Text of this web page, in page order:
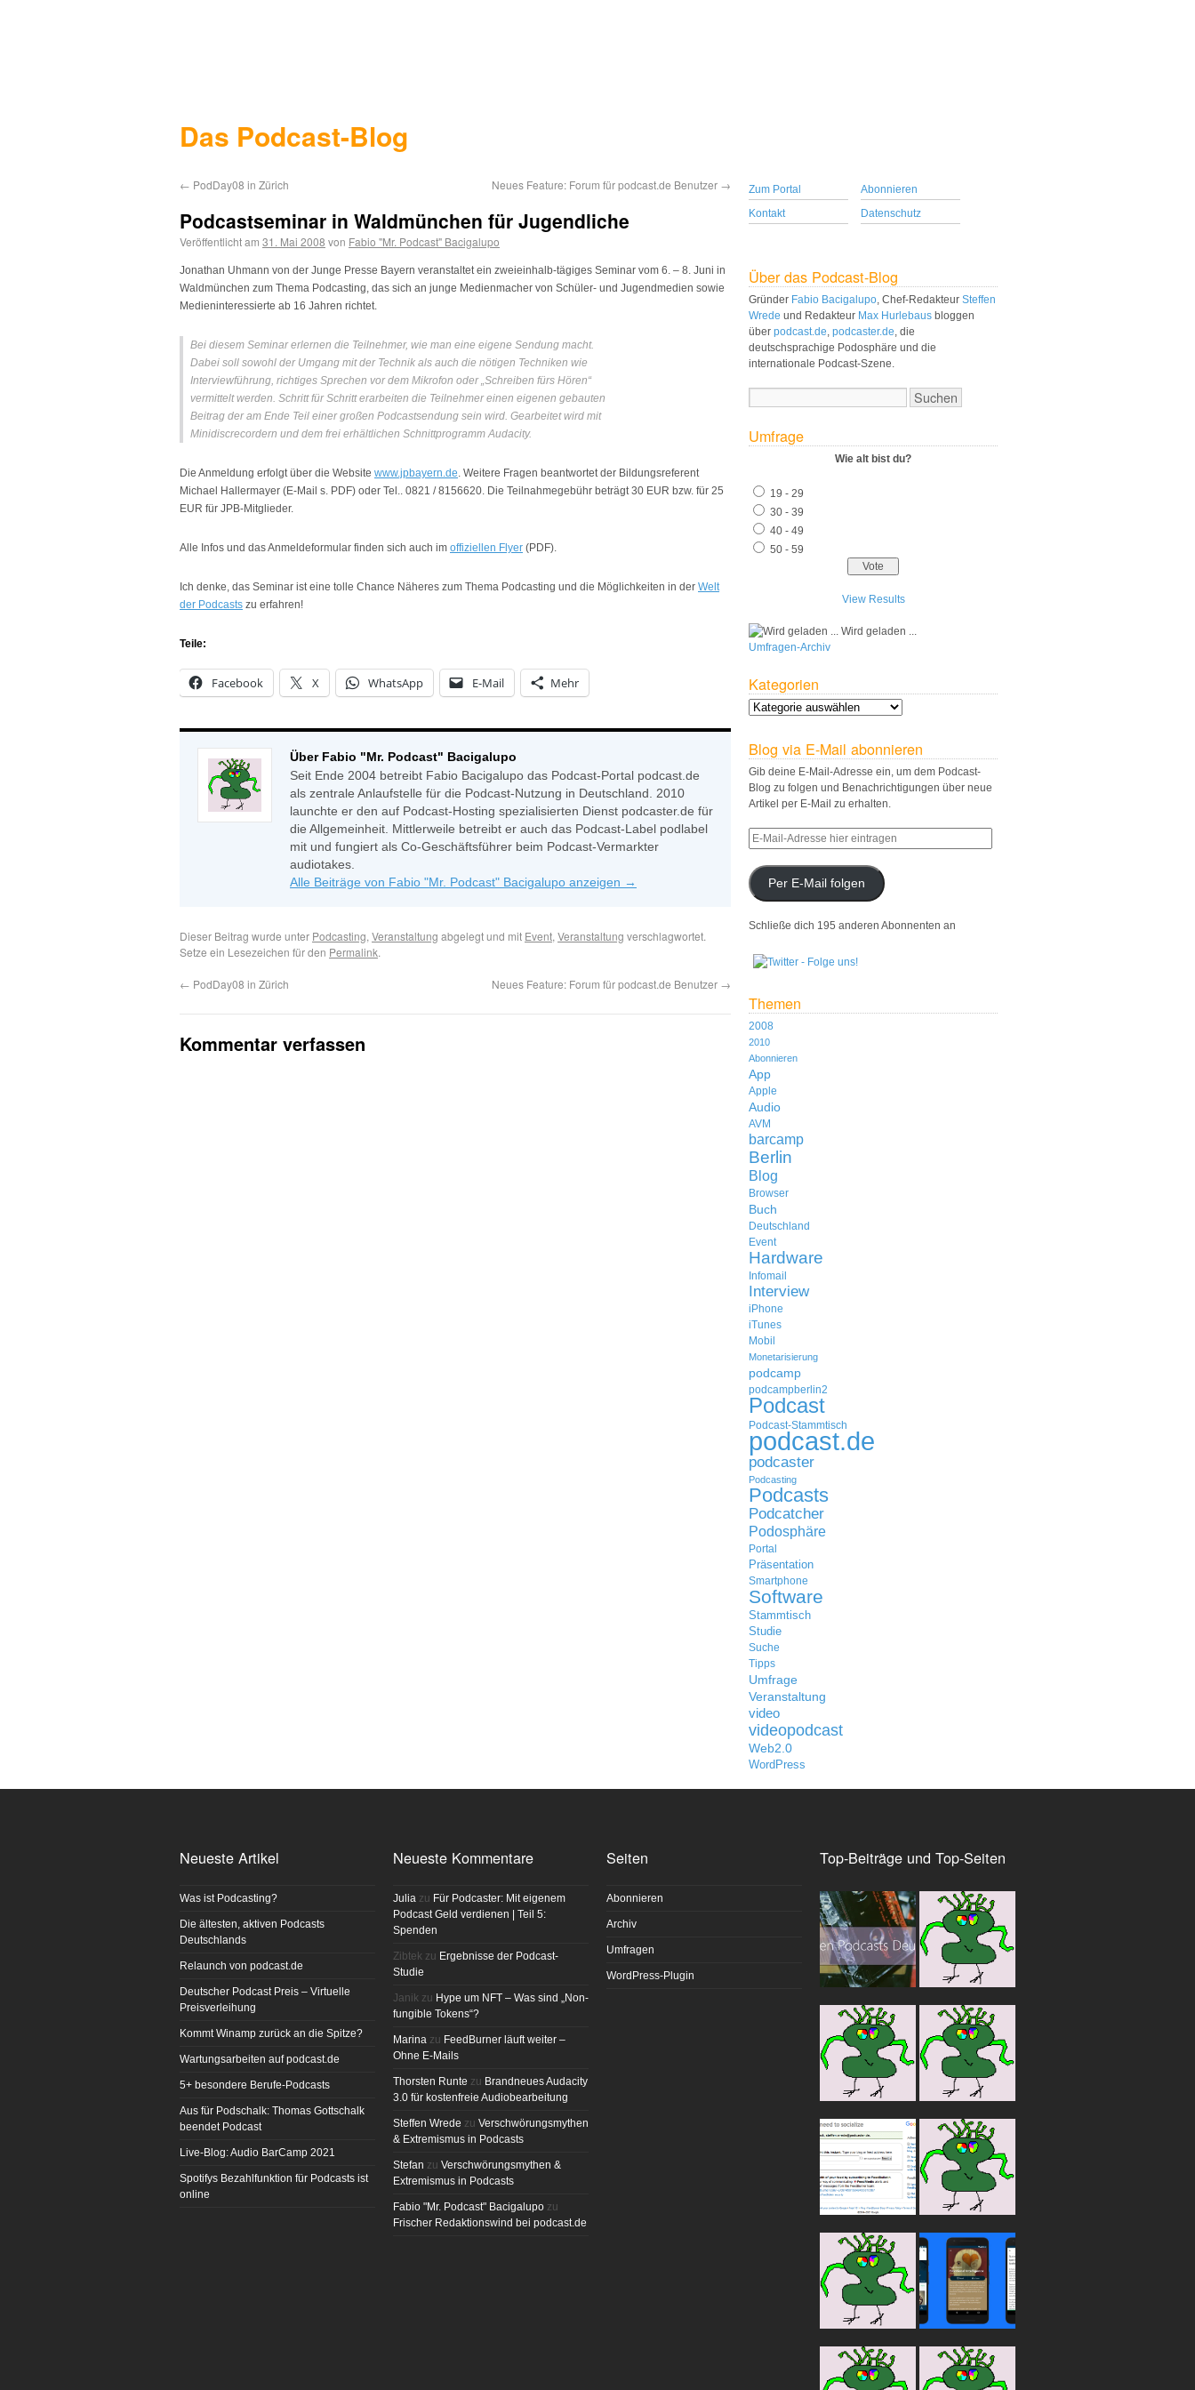
Das Podcast-Blog
← PodDay08 in Zürich Neues Feature: Forum für podcast.de Benutzer →
Podcastseminar in Waldmünchen für Jugendliche
Veröffentlicht am 31. Mai 2008 von Fabio "Mr. Podcast" Bacigalupo
Jonathan Uhmann von der Junge Presse Bayern veranstaltet ein zweieinhalb-tägiges Seminar vom 6. – 8. Juni in
Waldmünchen zum Thema Podcasting, das sich an junge Medienmacher von Schüler- und Jugendmedien sowie
Medieninteressierte ab 16 Jahren richtet.
Bei diesem Seminar erlernen die Teilnehmer, wie man eine eigene Sendung macht.
Dabei soll sowohl der Umgang mit der Technik als auch die nötigen Techniken wie
Interviewführung, richtiges Sprechen vor dem Mikrofon oder „Schreiben fürs Hören“
vermittelt werden. Schritt für Schritt erarbeiten die Teilnehmer einen eigenen gebauten
Beitrag der am Ende Teil einer großen Podcastsendung sein wird. Gearbeitet wird mit
Minidiscrecordern und dem frei erhältlichen Schnittprogramm Audacity.
Die Anmeldung erfolgt über die Website www.jpbayern.de. Weitere Fragen beantwortet der Bildungsreferent
Michael Hallermayer (E-Mail s. PDF) oder Tel.. 0821 / 8156620. Die Teilnahmegebühr beträgt 30 EUR bzw. für 25
EUR für JPB-Mitglieder.
Alle Infos und das Anmeldeformular finden sich auch im offiziellen Flyer (PDF).
Ich denke, das Seminar ist eine tolle Chance Näheres zum Thema Podcasting und die Möglichkeiten in der Welt
der Podcasts zu erfahren!
Teile:
Facebook X WhatsApp E-Mail Mehr
Über Fabio "Mr. Podcast" Bacigalupo
Seit Ende 2004 betreibt Fabio Bacigalupo das Podcast-Portal podcast.de
als zentrale Anlaufstelle für die Podcast-Nutzung in Deutschland. 2010
launchte er den auf Podcast-Hosting spezialisierten Dienst podcaster.de für
die Allgemeinheit. Mittlerweile betreibt er auch das Podcast-Label podlabel
mit und fungiert als Co-Geschäftsführer beim Podcast-Vermarkter
audiotakes.
Alle Beiträge von Fabio "Mr. Podcast" Bacigalupo anzeigen →
Dieser Beitrag wurde unter Podcasting, Veranstaltung abgelegt und mit Event, Veranstaltung verschlagwortet.
Setze ein Lesezeichen für den Permalink.
← PodDay08 in Zürich Neues Feature: Forum für podcast.de Benutzer →
Kommentar verfassen
Zum Portal
Abonnieren
Kontakt
Datenschutz
Über das Podcast-Blog
Gründer Fabio Bacigalupo, Chef-Redakteur Steffen
Wrede und Redakteur Max Hurlebaus bloggen
über podcast.de, podcaster.de, die
deutschsprachige Podosphäre und die
internationale Podcast-Szene.
Umfrage
Wie alt bist du?
19 - 29
30 - 39
40 - 49
50 - 59
View Results
Wird geladen ...
Umfragen-Archiv
Kategorien
Blog via E-Mail abonnieren
Gib deine E-Mail-Adresse ein, um dem Podcast-
Blog zu folgen und Benachrichtigungen über neue
Artikel per E-Mail zu erhalten.
Per E-Mail folgen
Schließe dich 195 anderen Abonnenten an
Themen
2008
2010
Abonnieren
App
Apple
Audio
AVM
barcamp
Berlin
Blog
Browser
Buch
Deutschland
Event
Hardware
Infomail
Interview
iPhone
iTunes
Mobil
Monetarisierung
podcamp
podcampberlin2
Podcast
Podcast-Stammtisch
podcast.de
podcaster
Podcasting
Podcasts
Podcatcher
Podosphäre
Portal
Präsentation
Smartphone
Software
Stammtisch
Studie
Suche
Tipps
Umfrage
Veranstaltung
video
videopodcast
Web2.0
WordPress
Neueste Artikel
Was ist Podcasting?
Die ältesten, aktiven Podcasts
Deutschlands
Relaunch von podcast.de
Deutscher Podcast Preis – Virtuelle
Preisverleihung
Kommt Winamp zurück an die Spitze?
Wartungsarbeiten auf podcast.de
5+ besondere Berufe-Podcasts
Aus für Podschalk: Thomas Gottschalk
beendet Podcast
Live-Blog: Audio BarCamp 2021
Spotifys Bezahlfunktion für Podcasts ist
online
Neueste Kommentare
Julia zu Für Podcaster: Mit eigenem
Podcast Geld verdienen | Teil 5:
Spenden
Zibtek zu Ergebnisse der Podcast-
Studie
Janik zu Hype um NFT – Was sind „Non-
fungible Tokens“?
Marina zu FeedBurner läuft weiter –
Ohne E-Mails
Thorsten Runte zu Brandneues Audacity
3.0 für kostenfreie Audiobearbeitung
Steffen Wrede zu Verschwörungsmythen
& Extremismus in Podcasts
Stefan zu Verschwörungsmythen &
Extremismus in Podcasts
Fabio "Mr. Podcast" Bacigalupo zu
Frischer Redaktionswind bei podcast.de
Seiten
Abonnieren
Archiv
Umfragen
WordPress-Plugin
Top-Beiträge und Top-Seiten